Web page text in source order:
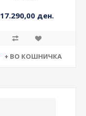
17.290,00 ден.
+ ВО КОШНИЧКА